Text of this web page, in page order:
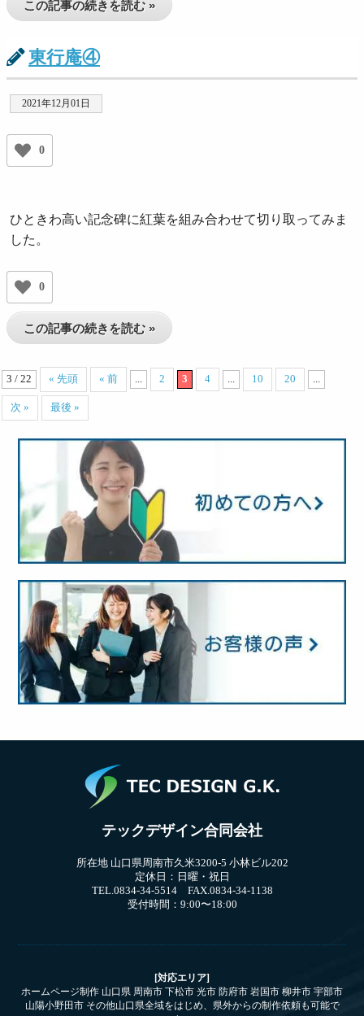
この記事の続きを読む »
東行庵④
2021年12月01日
0
ひときわ高い記念碑に紅葉を組み合わせて切り取ってみま
した。
0
この記事の続きを読む »
3 / 22 « 先頭 « 前 ... 2 3 4 ... 10 20 ...
次 » 最後 »
テックデザイン合同会社
所在地 山口県周南市久米3200-5 小林ビル202
定休日：日曜・祝日
TEL.0834-34-5514 FAX.0834-34-1138
受付時間：9:00〜18:00
[対応エリア]
ホームページ制作 山口県 周南市 下松市 光市 防府市 岩国市 柳井市 宇部市
山陽小野田市 その他山口県全域をはじめ、県外からの制作依頼も可能で